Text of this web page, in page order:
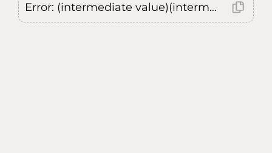
Error: (intermediate value)(intermediate value)(intermediate value).replaceAll is not a function